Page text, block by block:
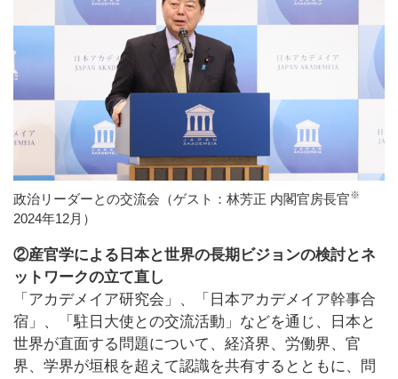
政治リーダーとの交流会（ゲスト：林芳正 内閣官房長官※
2024年12月）
②産官学による日本と世界の長期ビジョンの検討とネ
ットワークの立て直し
「アカデメイア研究会」、「日本アカデメイア幹事合
宿」、「駐日大使との交流活動」などを通じ、日本と
世界が直面する問題について、経済界、労働界、官
界、学界が垣根を超えて認識を共有するとともに、問